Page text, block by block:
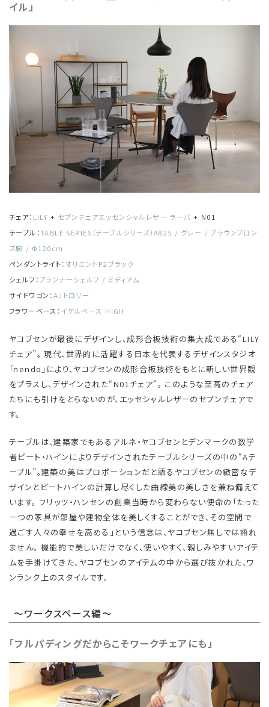
イル」
チェア： LILY + セブンチェアエッセンシャルレザー ラーバ ​​​ + N01
テーブル：TABLE SERIES（テーブルシリーズ）A825 / グレー / ブラウンブロン
ズ脚 / Φ120cm
ペンダントライト： オリエントP2ブラック
シェルフ：プランナーシェルフ / ミディアム
サイドワゴン：AJトロリー
フラワーベース：イケルベース HIGH
ヤコブセンが最後にデザインし、成形合板技術の集大成である“LILY
チェア”。 現代、世界的に活躍する日本を代表するデザインスタジオ
「nendo」により、ヤコブセンの成形合板技術をもとに新しい世界観
をプラスし、デザインされた“N01チェア”。 このような至高のチェア
たちにも引けをとらないのが、エッセシャルレザーのセブンチェアで
す。
テーブルは、建築家でもあるアルネ・ヤコブセンとデンマークの数学
者ピート・ハインによりデザインされたテーブルシリーズの中の“Aテ
ーブル”。建築の美はプロポーションだと語るヤコブセンの緻密なデ
ザインとピートハインの計算し尽くした曲線美の美しさを兼ね備えて
います。 フリッツ・ハンセンの創業当時から変わらない使命の「たった
一つの家具が部屋や建物全体を美しくすることができ、その空間で
過ごす人々の幸せを高める」という信念は、ヤコブセン無しでは語れ
ません。 機能的で美しいだけでなく、使いやすく、親しみやすいアイテ
ムを手掛けてきた、ヤコブセンのアイテムの中から選び抜かれた、ワ
ンランク上のスタイルです。
～ワークスペース編～
「フルパディングだからこそワークチェアにも」